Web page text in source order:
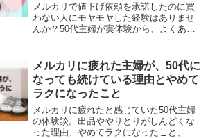
メルカリで値下げ依頼を承諾したのに買
わない人にモヤモヤした経験はありませ
んか？50代主婦が実体験から、よくある
メルカリに疲れた主婦が、50代に
なっても続けている理由とやめて
ラクになったこと
メルカリに疲れたと感じていた50代主婦
の体験談。出品ややりとりがしんどくな
った理由、やめてラクになったこと、今